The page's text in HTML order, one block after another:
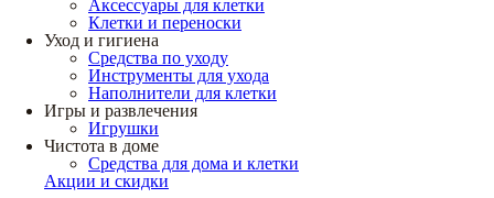
Аксессуары для клетки
Клетки и переноски
Уход и гигиена
Средства по уходу
Инструменты для ухода
Наполнители для клетки
Игры и развлечения
Игрушки
Чистота в доме
Средства для дома и клетки
Акции и скидки